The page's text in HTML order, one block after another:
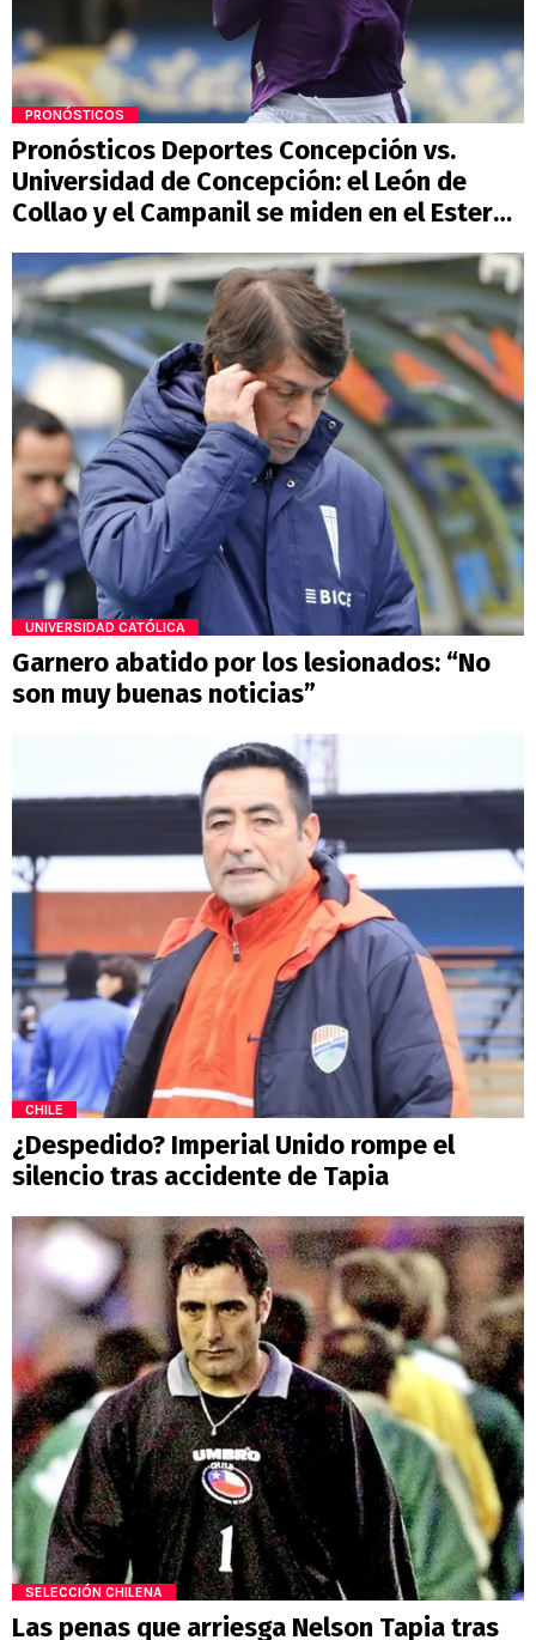
PRONÓSTICOS
Pronósticos Deportes Concepción vs.
Universidad de Concepción: el León de
Collao y el Campanil se miden en el Ester
UNIVERSIDAD CATÓLICA
Garnero abatido por los lesionados: “No
son muy buenas noticias”
CHILE
¿Despedido? Imperial Unido rompe el
silencio tras accidente de Tapia
SELECCIÓN CHILENA
Las penas que arriesga Nelson Tapia tras